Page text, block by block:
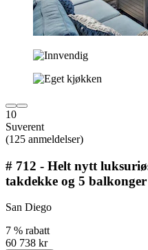
10
Suverent
(125 anmeldelser)
# 712 - Helt nytt
takdekke og 5 balkonger
San Diego
7 % rabatt
60 738 kr